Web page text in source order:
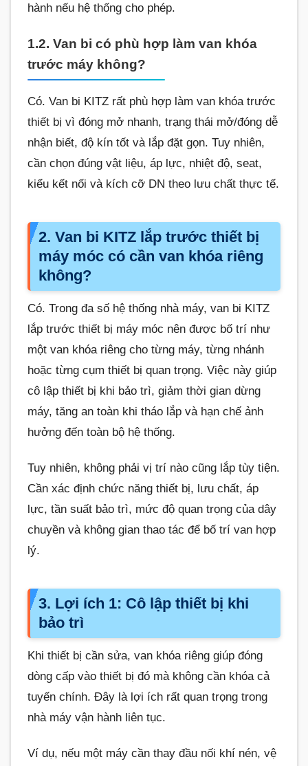
hành nếu hệ thống cho phép.
1.2. Van bi có phù hợp làm van khóa
trước máy không?
Có. Van bi KITZ rất phù hợp làm van khóa trước
thiết bị vì đóng mở nhanh, trạng thái mở/đóng dễ
nhận biết, độ kín tốt và lắp đặt gọn. Tuy nhiên,
cần chọn đúng vật liệu, áp lực, nhiệt độ, seat,
kiểu kết nối và kích cỡ DN theo lưu chất thực tế.
2. Van bi KITZ lắp trước thiết bị
máy móc có cần van khóa riêng
không?
Có. Trong đa số hệ thống nhà máy, van bi KITZ
lắp trước thiết bị máy móc nên được bố trí như
một van khóa riêng cho từng máy, từng nhánh
hoặc từng cụm thiết bị quan trọng. Việc này giúp
cô lập thiết bị khi bảo trì, giảm thời gian dừng
máy, tăng an toàn khi tháo lắp và hạn chế ảnh
hưởng đến toàn bộ hệ thống.
Tuy nhiên, không phải vị trí nào cũng lắp tùy tiện.
Cần xác định chức năng thiết bị, lưu chất, áp
lực, tần suất bảo trì, mức độ quan trọng của dây
chuyền và không gian thao tác để bố trí van hợp
lý.
3. Lợi ích 1: Cô lập thiết bị khi
bảo trì
Khi thiết bị cần sửa, van khóa riêng giúp đóng
dòng cấp vào thiết bị đó mà không cần khóa cả
tuyến chính. Đây là lợi ích rất quan trọng trong
nhà máy vận hành liên tục.
Ví dụ, nếu một máy cần thay đầu nối khí nén, vệ